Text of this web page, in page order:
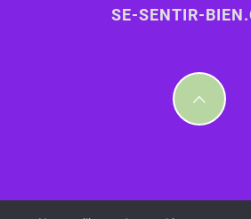
SE-SENTIR-